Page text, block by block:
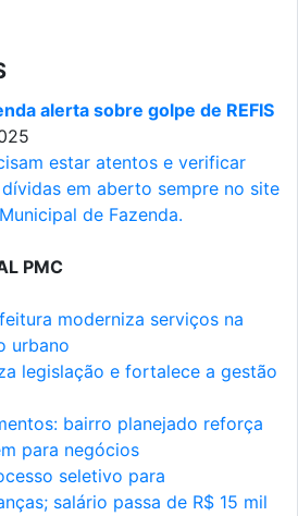
alerta sobre golpe de REFIS
estar atentos e verificar
em aberto sempre no site
de Fazenda.
PMC
moderniza serviços na
urbano
legislação e fortalece a gestão
bairro planejado reforça
para negócios
seletivo para
salário passa de R$ 15 mil